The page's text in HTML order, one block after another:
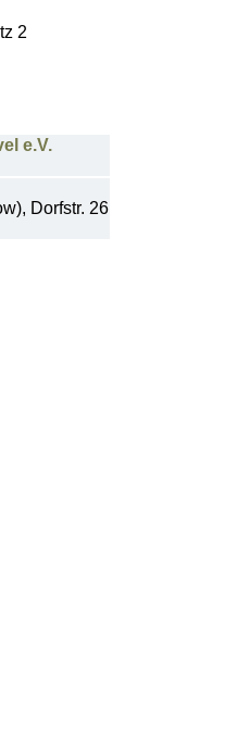
2
e.V.
Dorfstr. 26